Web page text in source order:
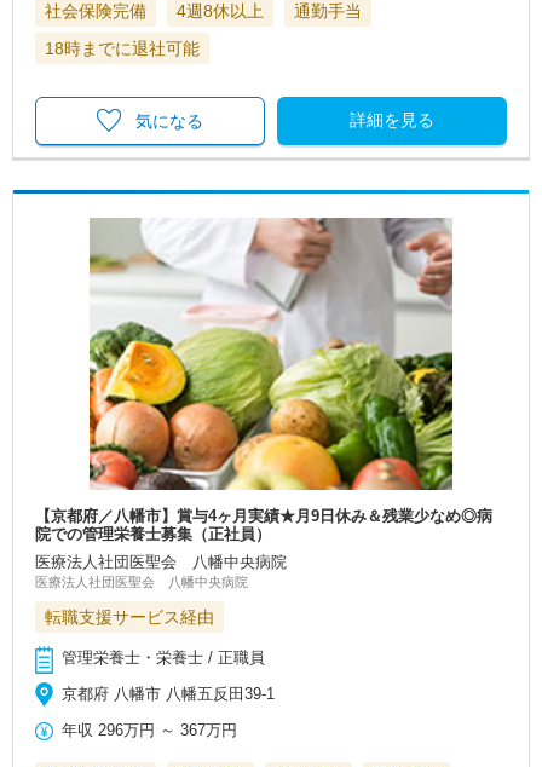
社会保険完備 4週8休以上
通勤手当
18時までに退社可能
詳細を見る
気になる
【京都府／八幡市】賞与4ヶ月実績★月9日休み＆残業少なめ◎病
院での管理栄養士募集（正社員）
医療法人社団医聖会 八幡中央病院
医療法人社団医聖会 八幡中央病院
転職支援サービス経由
管理栄養士・栄養士 / 正職員
京都府 八幡市 八幡五反田39-1
年収 296万円 ～367万円